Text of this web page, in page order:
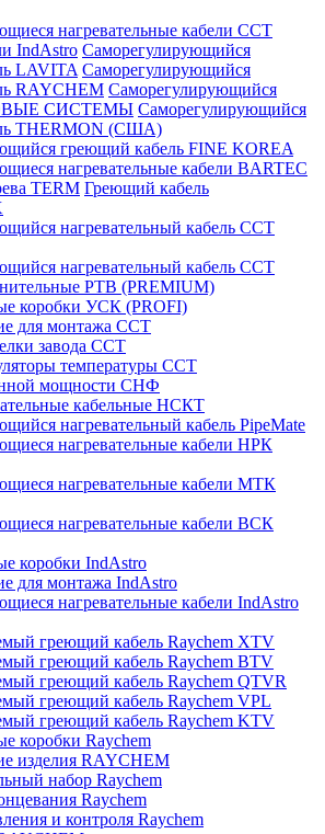
нагревательные кабели ССТ
IndAstro Саморегулирующийся
LAVITA Саморегулирующийся
RAYCHEM Саморегулирующийся
СИСТЕМЫ Саморегулирующийся
THERMON (США)
греющий кабель FINE KOREA
нагревательные кабели BARTEC
TERM Греющий кабель
нагревательный кабель ССТ
нагревательный кабель ССТ
РТВ (PREMIUM)
коробки УСК (PROFI)
для монтажа ССТ
завода ССТ
температуры ССТ
мощности СНФ
кабельные НСКТ
нагревательный кабель PipeMate
нагревательные кабели НРК
нагревательные кабели МТК
нагревательные кабели ВСК
коробки IndAstro
для монтажа IndAstro
нагревательные кабели IndAstro
греющий кабель Raychem XTV
греющий кабель Raychem BTV
греющий кабель Raychem QTVR
греющий кабель Raychem VPL
греющий кабель Raychem KTV
коробки Raychem
изделия RAYCHEM
набор Raychem
Raychem
и контроля Raychem